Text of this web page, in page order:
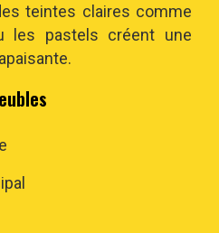
teintes claires comme
les pastels créent une